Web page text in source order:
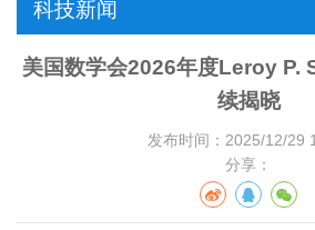
科技新闻
美国数学会2026年度Leroy P.
续揭晓
发布时间：2025/12/29
分享：